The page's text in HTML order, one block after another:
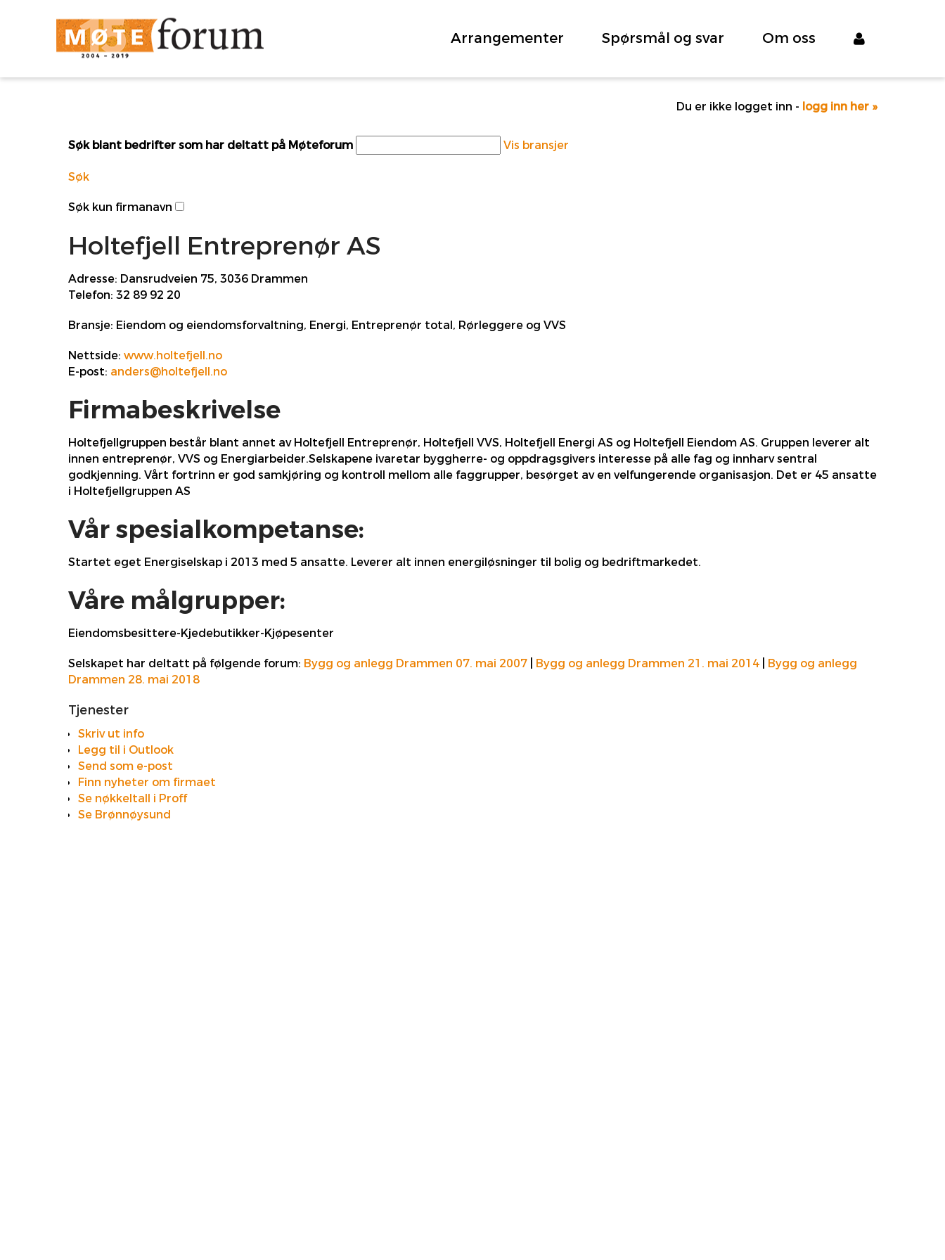
Arrangementer Spørsmål og svar Om oss
Du er ikke logget inn - logg inn her »
Søk blant bedrifter som har deltatt på Møteforum Vis bransjer
Søk
Søk kun firmanavn
Holtefjell Entreprenør AS
Adresse: Dansrudveien 75, 3036 Drammen
Telefon: 32 89 92 20
Bransje: Eiendom og eiendomsforvaltning, Energi, Entreprenør total, Rørleggere og VVS
Nettside: www.holtefjell.no
E-post: anders@holtefjell.no
Firmabeskrivelse
Holtefjellgruppen består blant annet av Holtefjell Entreprenør, Holtefjell VVS, Holtefjell Energi AS og Holtefjell Eiendom AS. Gruppen leverer alt
innen entreprenør, VVS og Energiarbeider.Selskapene ivaretar byggherre- og oppdragsgivers interesse på alle fag og innharv sentral
godkjenning. Vårt fortrinn er god samkjøring og kontroll mellom alle faggrupper, besørget av en velfungerende organisasjon. Det er 45 ansatte
i Holtefjellgruppen AS
Vår spesialkompetanse:
Startet eget Energiselskap i 2013 med 5 ansatte. Leverer alt innen energiløsninger til bolig og bedriftmarkedet.
Våre målgrupper:
Eiendomsbesittere-Kjedebutikker-Kjøpesenter
Selskapet har deltatt på følgende forum: Bygg og anlegg Drammen 07. mai 2007 Bygg og anlegg Drammen 21. mai 2014
Bygg og anlegg
Drammen 28. mai 2018
Tjenester
Skriv ut info
Legg til i Outlook
Send som e-post
Finn nyheter om firmaet
Se nøkkeltall i Proff
Se Brønnøysund